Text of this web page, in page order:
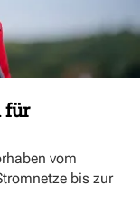
für
vom
bis zur